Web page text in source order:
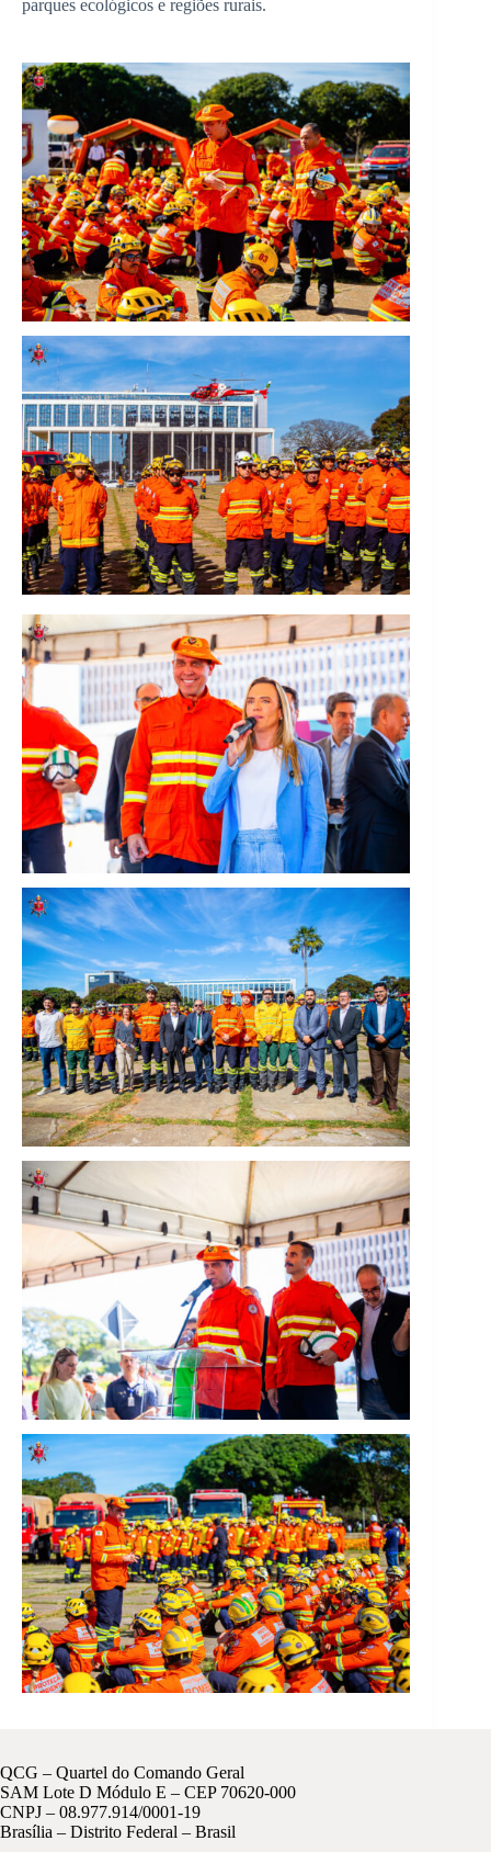
parques ecológicos e regiões rurais.
QCG – Quartel do Comando Geral
SAM Lote D Módulo E – CEP 70620-000
CNPJ – 08.977.914/0001-19
Brasília – Distrito Federal – Brasil